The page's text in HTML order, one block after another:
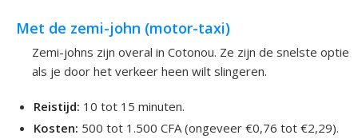
Met de zemi-john (motor-taxi)
Zemi-johns zijn overal in Cotonou. Ze zijn de snelste optie
als je door het verkeer heen wilt slingeren.
Reistijd: 10 tot 15 minuten.
Kosten: 500 tot 1.500 CFA (ongeveer €0,76 tot €2,29).